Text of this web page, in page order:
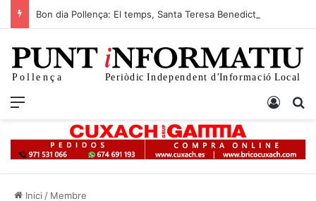
Menu
Inici / Membre